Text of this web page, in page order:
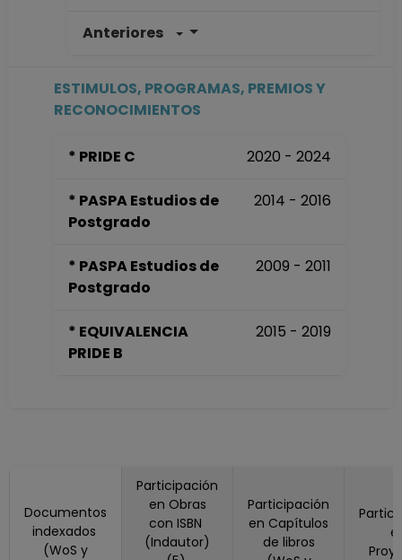
Anteriores
Facultad de
Desde 01-04-2023
PROFESOR DE
Escuela Nacional
Caso"
"Acatlán"
Desde 01-11-2019
hasta 30-09-2021
ESTIMULOS, PROGRAMAS, PREMIOS Y
RECONOCIMIENTOS
* PRIDE C 2020 - 2024
* PASPA Estudios de
Postgrado
2014 - 2016
* PASPA Estudios de
Postgrado
2009 - 2011
* EQUIVALENCIA
PRIDE B
2015 - 2019
Documentos
indexados
(WoS y
Participación
en Obras
con ISBN
(Indautor)
Participación
en Capítulos
de libros